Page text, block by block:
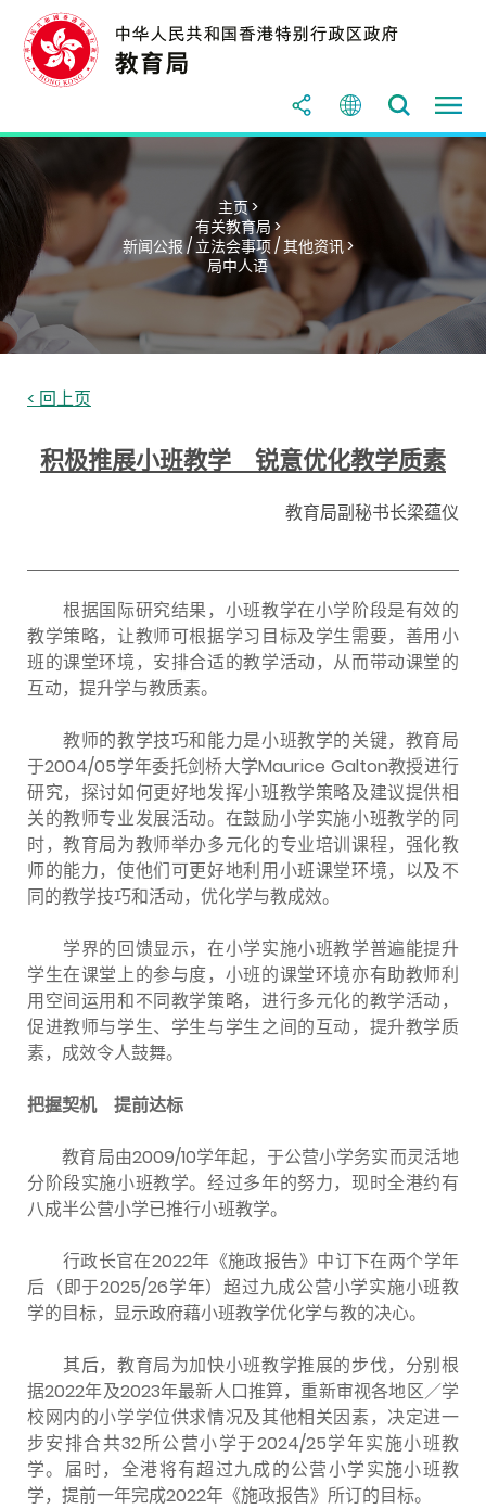
主页 >
有关教育局 >
新闻公报 / 立法会事项 / 其他资讯 >
局中人语
< 回上页
积极推展小班教学 锐意优化教学质素
教育局副秘书长梁蕴仪
根据国际研究结果，小班教学在小学阶段是有效的
教学策略，让教师可根据学习目标及学生需要，善用小
班的课堂环境，安排合适的教学活动，从而带动课堂的
互动，提升学与教质素。
教师的教学技巧和能力是小班教学的关键，教育局
于2004/05学年委托剑桥大学Maurice Galton教授进行
研究，探讨如何更好地发挥小班教学策略及建议提供相
关的教师专业发展活动。在鼓励小学实施小班教学的同
时，教育局为教师举办多元化的专业培训课程，强化教
师的能力，使他们可更好地利用小班课堂环境，以及不
同的教学技巧和活动，优化学与教成效。
学界的回馈显示，在小学实施小班教学普遍能提升
学生在课堂上的参与度，小班的课堂环境亦有助教师利
用空间运用和不同教学策略，进行多元化的教学活动，
促进教师与学生、学生与学生之间的互动，提升教学质
素，成效令人鼓舞。
把握契机 提前达标
教育局由2009/10学年起，于公营小学务实而灵活地
分阶段实施小班教学。经过多年的努力，现时全港约有
八成半公营小学已推行小班教学。
行政长官在2022年《施政报告》中订下在两个学年
后（即于2025/26学年）超过九成公营小学实施小班教
学的目标，显示政府藉小班教学优化学与教的决心。
其后，教育局为加快小班教学推展的步伐，分别根
据2022年及2023年最新人口推算，重新审视各地区／学
校网内的小学学位供求情况及其他相关因素，决定进一
步安排合共32所公营小学于2024/25学年实施小班教
学。届时，全港将有超过九成的公营小学实施小班教
学，提前一年完成2022年《施政报告》所订的目标。